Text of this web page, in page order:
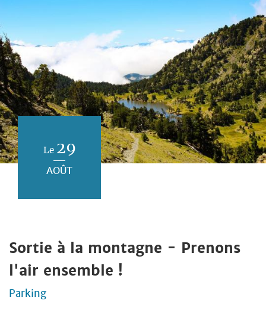
Le 29
AOÛT
Sortie à la montagne - Prenons
l'air ensemble !
Parking